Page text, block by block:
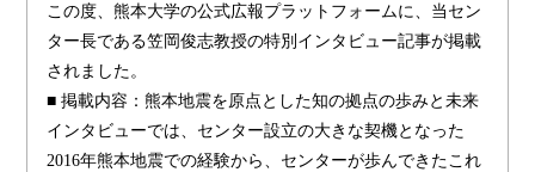
この度、熊本大学の公式広報プラットフォームに、当セン
ター長である笠岡俊志教授の特別インタビュー記事が掲載
されました。
■ 掲載内容：熊本地震を原点とした知の拠点の歩みと未来
インタビューでは、センター設立の大きな契機となった
2016年熊本地震での経験から、センターが歩んできたこれ